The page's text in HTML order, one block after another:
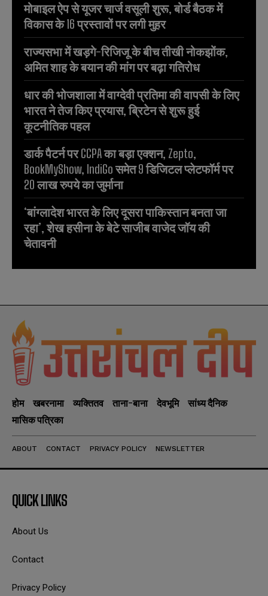
मोबाइल ऐप से यूजर चार्ज वसूली शुरू, बोर्ड बैठक में
विकास के 16 प्रस्तावों पर लगी मुहर
राज्यसभा में खड़गे-रिजिजू के बीच तीखी नोकझोंक,
अमित शाह के बयान की मांग पर बढ़ा गतिरोध
धार की भोजशाला में वाग्देवी प्रतिमा की वापसी के लिए
भारत ने तेज किए प्रयास, ब्रिटेन से शुरू हुई
कूटनीतिक पहल
डार्क पैटर्न पर CCPA का बड़ा एक्शन, Zepto,
BookMyShow, IndiGo समेत 9 डिजिटल प्लेटफॉर्म पर
20 लाख रुपये का जुर्माना
‘बांग्लादेश भारत के लिए दूसरा पाकिस्तान बनता जा
रहा’, शेख हसीना के बेटे साजीब वाजेद जॉय की
चेतावनी
होम खबरनामा व्यक्तितव ताना-बाना देवभूमि
सांध्य दैनिक
मासिक पत्रिका
ABOUT CONTACT PRIVACY POLICY NEWSLETTER
QUICK LINKS
About Us
Contact
Privacy Policy